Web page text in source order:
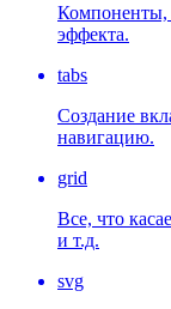
Компоненты,
эффекта.
tabs
Создание
навигацию.
grid
Все, что
и т.д.
svg